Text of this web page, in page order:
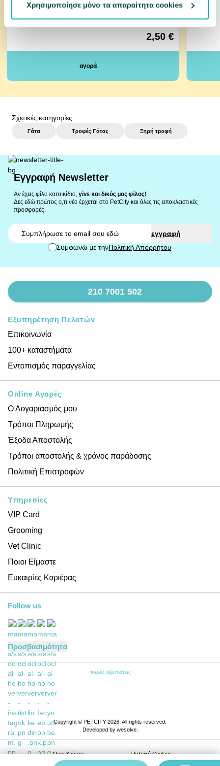
Χρησιμοποίησε μόνο τα απαραίτητα cookies
2,50 €
αγορά
Σχετικές κατηγορίες
Γάτα Τροφές Γάτας Ξηρή τροφή
Εγγραφή Newsletter
Αν έχεις φίλο κατοικίδιο, γίνε και δικός μας φίλος!
Δες εδώ πρώτος ο,τι νέο έρχεται στο PetCity και όλες τις αποκλειστικές
προσφορές.
εγγραφή
Συμφωνώ με τηνΠολιτική Απορρήτου
210 7001 502
Εξυπηρέτηση Πελατών
Επικοινωνία
100+ καταστήματα
Εντοπισμός παραγγελίας
Online Αγορές
Ο Λογαριασμός μου
Τρόποι Πληρωμής
Έξοδα Αποστολής
Τρόποι αποστολής & χρόνος παράδοσης
Πολιτική Επιστροφών
Υπηρεσίες
VIP Card
Grooming
Vet Clinic
Ποιοι Είμαστε
Ευκαιρίες Καριέρας
Follow us
Προσβασιμότητα
Φορείς αξιοπιστίας
Copyright © PETCITY 2026. All rights reserved.
Developed by wesolve.
Όροι Xρήσης Πολιτική Cookies